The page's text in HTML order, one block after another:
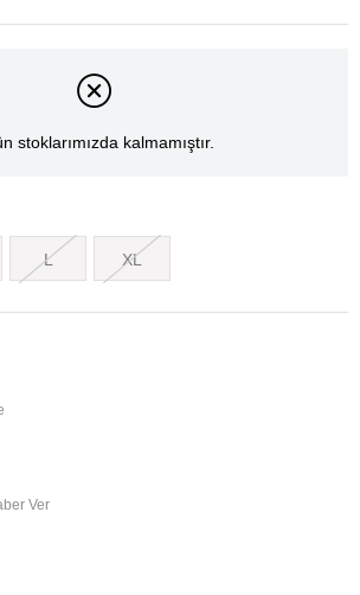
stoklarımızda kalmamıştır.
L XL
Ver